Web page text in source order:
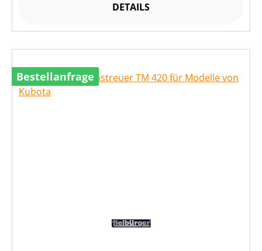
DETAILS
Bestellanfrage